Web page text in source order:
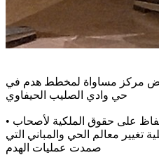
مركز مساواة لمخطط هدم في
حي وادي الصليب الحيفاوي
• على حقوق الملكية لأصحاب
تغيير معالم الحي والمباني التي